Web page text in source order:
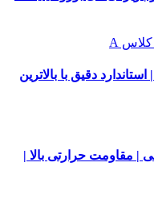
خرید شیشه‌آلات آزمایشگاهی کلاس A | استاندارد دقیق با بالاترین
| مقاومت حرارتی بالا |